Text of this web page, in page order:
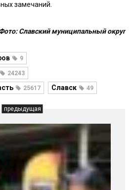
замечаний.
Славский муниципальный округ
9
24243
25617 Славск 49
предыдущая